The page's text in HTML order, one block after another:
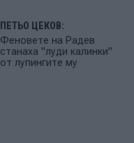
ПЕТЬО ЦЕКОВ:
Феновете на Радев
станаха "луди калинки"
от лупингите му